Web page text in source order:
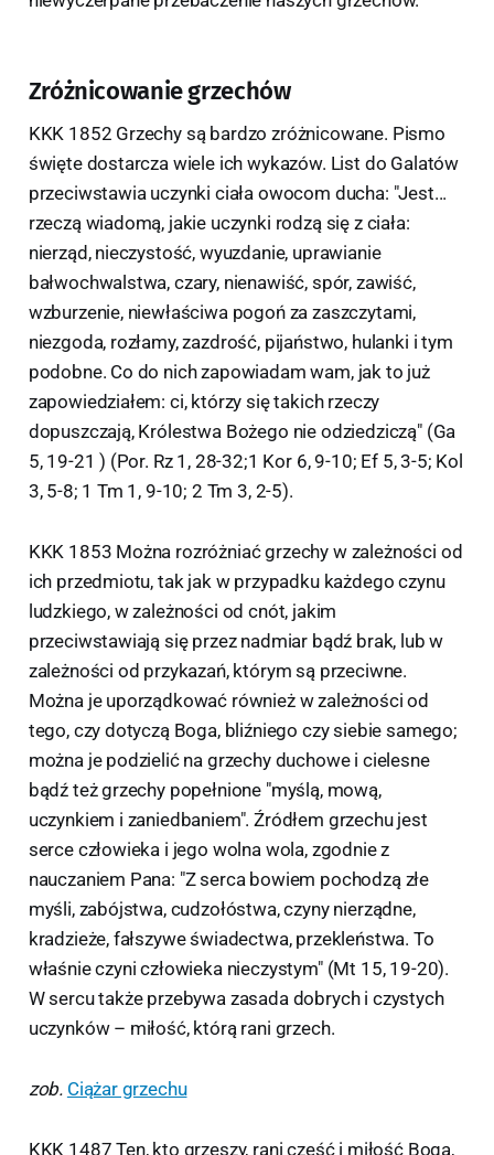
Zróżnicowanie grzechów
KKK 1852 Grzechy są bardzo zróżnicowane. Pismo
święte dostarcza wiele ich wykazów. List do Galatów
przeciwstawia uczynki ciała owocom ducha: "Jest...
rzeczą wiadomą, jakie uczynki rodzą się z ciała:
nierząd, nieczystość, wyuzdanie, uprawianie
bałwochwalstwa, czary, nienawiść, spór, zawiść,
wzburzenie, niewłaściwa pogoń za zaszczytami,
niezgoda, rozłamy, zazdrość, pijaństwo, hulanki i tym
podobne. Co do nich zapowiadam wam, jak to już
zapowiedziałem: ci, którzy się takich rzeczy
dopuszczają, Królestwa Bożego nie odziedziczą" (Ga
5, 19-21 ) (Por. Rz 1, 28-32;1 Kor 6, 9-10; Ef 5, 3-5; Kol
3, 5-8; 1 Tm 1, 9-10; 2 Tm 3, 2-5).
KKK 1853 Można rozróżniać grzechy w zależności od
ich przedmiotu, tak jak w przypadku każdego czynu
ludzkiego, w zależności od cnót, jakim
przeciwstawiają się przez nadmiar bądź brak, lub w
zależności od przykazań, którym są przeciwne.
Można je uporządkować również w zależności od
tego, czy dotyczą Boga, bliźniego czy siebie samego;
można je podzielić na grzechy duchowe i cielesne
bądź też grzechy popełnione "myślą, mową,
uczynkiem i zaniedbaniem". Źródłem grzechu jest
serce człowieka i jego wolna wola, zgodnie z
nauczaniem Pana: "Z serca bowiem pochodzą złe
myśli, zabójstwa, cudzołóstwa, czyny nierządne,
kradzieże, fałszywe świadectwa, przekleństwa. To
właśnie czyni człowieka nieczystym" (Mt 15, 19-20).
W sercu także przebywa zasada dobrych i czystych
uczynków – miłość, którą rani grzech.
zob. Ciążar grzechu
KKK 1487 Ten, kto grzeszy, rani cześć i miłość Boga,